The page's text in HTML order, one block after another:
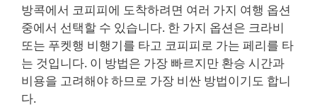
방콕에서 코피피에 도착하려면 여러 가지 여행 옵션
중에서 선택할 수 있습니다. 한 가지 옵션은 크라비
또는 푸켓행 비행기를 타고 코피피로 가는 페리를 타
는 것입니다. 이 방법은 가장 빠르지만 환승 시간과
비용을 고려해야 하므로 가장 비싼 방법이기도 합니
다.